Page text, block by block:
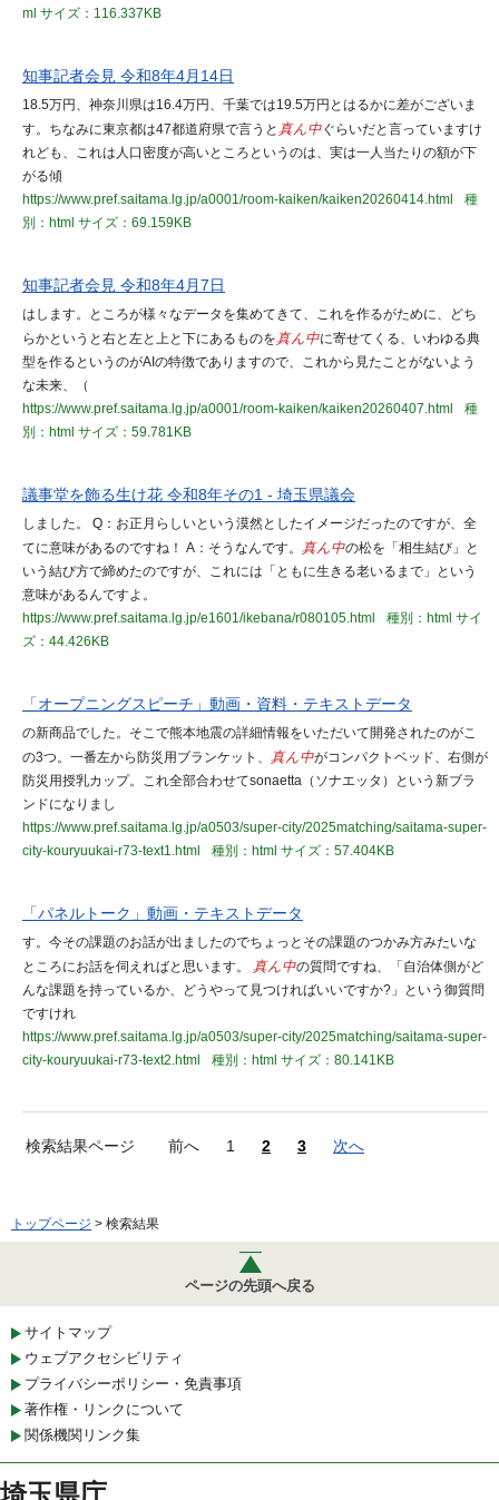
ml サイズ：116.337KB
知事記者会見 令和8年4月14日
18.5万円、神奈川県は16.4万円、千葉では19.5万円とはるかに差がございま
す。ちなみに東京都は47都道府県で言うと 真ん中ぐらいだと言っていますけ
れども、これは人口密度が高いところというのは、実は一人当たりの額が下
がる傾
https://www.pref.saitama.lg.jp/a0001/room-kaiken/kaiken20260414.html
種
別：html サイズ：69.159KB
知事記者会見 令和8年4月7日
はします。ところが様々なデータを集めてきて、これを作るがために、どち
らかというと右と左と上と下にあるものを真ん中に寄せてくる、いわゆる典
型を作るというのがAIの特徴でありますので、これから見たことがないよう
な未来、（
https://www.pref.saitama.lg.jp/a0001/room-kaiken/kaiken20260407.html
種
別：html サイズ：59.781KB
議事堂を飾る生け花 令和8年その1 - 埼玉県議会
しました。 Q：お正月らしいという漠然としたイメージだったのですが、全
てに意味があるのですね！ A：そうなんです。 真ん中の松を「相生結び」と
いう結び方で締めたのですが、これには「ともに生きる老いるまで」という
意味があるんですよ。
https://www.pref.saitama.lg.jp/e1601/ikebana/r080105.html
種別：html サイ
ズ：44.426KB
「オープニングスピーチ」動画・資料・テキストデータ
の新商品でした。そこで熊本地震の詳細情報をいただいて開発されたのがこ
の3つ。一番左から防災用ブランケット、 真ん中がコンパクトベッド、右側が
防災用授乳カップ。これ全部合わせてsonaetta（ソナエッタ）という新ブラ
ンドになりまし
https://www.pref.saitama.lg.jp/a0503/super-city/2025matching/saitama-super-
city-kouryuukai-r73-text1.html
種別：html サイズ：57.404KB
「パネルトーク」動画・テキストデータ
す。今その課題のお話が出ましたのでちょっとその課題のつかみ方みたいな
ところにお話を伺えればと思います。 真ん中の質問ですね、「自治体側がど
んな課題を持っているか、どうやって見つければいいですか?」という御質問
ですけれ
https://www.pref.saitama.lg.jp/a0503/super-city/2025matching/saitama-super-
city-kouryuukai-r73-text2.html
種別：html サイズ：80.141KB
検索結果ページ 前へ 1 2 3 次へ
トップページ > 検索結果
ページの先頭へ戻る
サイトマップ
ウェブアクセシビリティ
プライバシーポリシー・免責事項
著作権・リンクについて
関係機関リンク集